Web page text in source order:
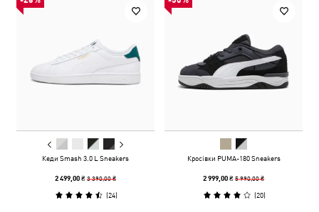
Кеди Smash 3.0 L Sneakers
2 499,00 ₴3 390,00 ₴
(24)
Кросівки PUMA-180 Sneakers
2 999,00 ₴5 990,00 ₴
(20)